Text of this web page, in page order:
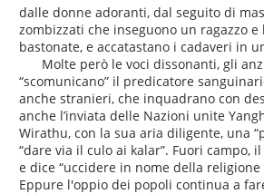
dalle donne adoranti, dal seguito di
zombizzati che inseguono un ragazzo e
bastonate, e accatastano i cadaveri in
Molte però le voci dissonanti, gli
“scomunicano” il predicatore
anche stranieri, che inquadrano con
anche l’inviata delle Nazioni unite
Wirathu, con la sua aria diligente, una
“dare via il culo ai kalar”. Fuori campo,
e dice “uccidere in nome della religione
Eppure l'oppio dei popoli continua a